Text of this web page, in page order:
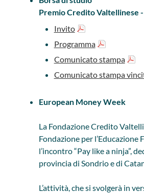
Premio Credito Valtellinese
Invito
Programma
Comunicato stampa
Comunicato stampa
European Money Week
La Fondazione Credito
Fondazione per
l’incontro “Pay like a ninja”,
provincia di Sondrio e di
L’attività, che si svolgerà in